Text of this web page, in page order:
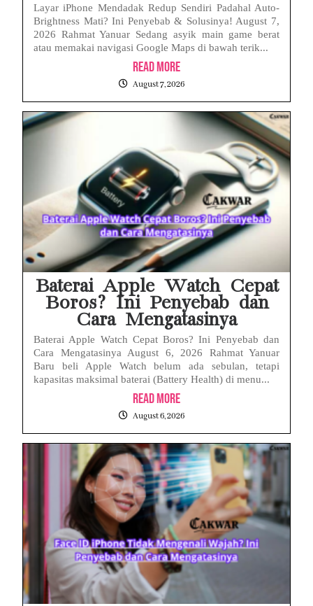
Layar iPhone Mendadak Redup Sendiri Padahal Auto-
Brightness Mati? Ini Penyebab & Solusinya! August 7,
2026 Rahmat Yanuar Sedang asyik main game berat
atau memakai navigasi Google Maps di bawah terik...
Read More
August 7, 2026
Baterai Apple Watch Cepat
Boros? Ini Penyebab dan
Cara Mengatasinya
Baterai Apple Watch Cepat Boros? Ini Penyebab dan
Cara Mengatasinya August 6, 2026 Rahmat Yanuar
Baru beli Apple Watch belum ada sebulan, tetapi
kapasitas maksimal baterai (Battery Health) di menu...
Read More
August 6, 2026